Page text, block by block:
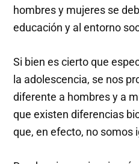
hombres y mujeres se
educación y al entorno
Si bien es cierto que
la adolescencia, se nos
diferente a hombres y a
que existen diferencias
que, en efecto, no somos